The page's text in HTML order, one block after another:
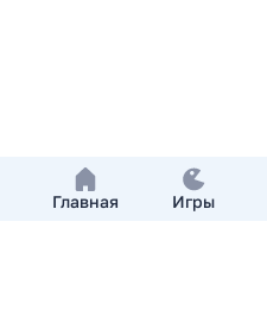
Главная Игры